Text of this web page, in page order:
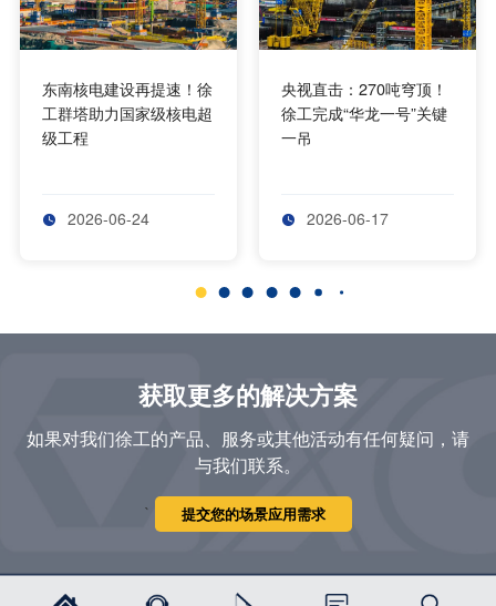
东南核电建设再提速！徐
工群塔助力国家级核电超
级工程
 2026-06-24
央视直击：270吨穹顶！
徐工完成“华龙一号”关键
一吊
 2026-06-17
获取更多的解决方案
如果对我们徐工的产品、服务或其他活动有任何疑问，请
与我们联系。
` 提交您的场景应用需求